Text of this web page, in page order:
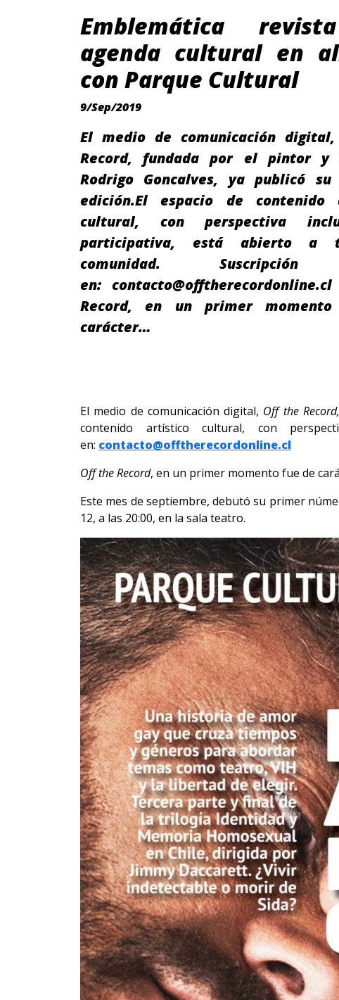
Emblemática
agenda cultural en
con Parque Cultural
9/Sep/2019
El medio de comunicación
Record, fundada por el pintor y
Rodrigo Goncalves, ya publicó
edición.El espacio de contenido
cultural, con perspectiva
participativa, está abierto a
comunidad. Suscripción
en:
Record, en un primer
carácter…
El medio de comunicación digital, Off the Record,
contenido artístico cultural, con
en: contacto@offtherecordonline.cl
Off the Record, en un primer momento fue de
Este mes de septiembre, debutó su primer
12, a las 20:00, en la sala teatro.